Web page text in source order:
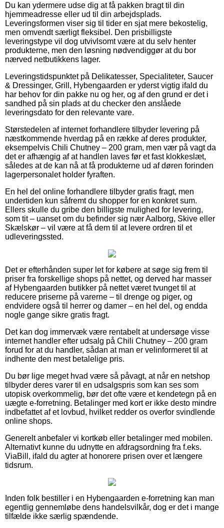
Du kan ydermere udse dig at få pakken bragt til din
hjemmeadresse eller ud til din arbejdsplads.
Leveringsformen viser sig til tider en sjat mere bekostelig,
men omvendt særligt fleksibel. Den prisbilligste
leveringstype vil dog utvivlsomt være at du selv henter
produkterne, men den løsning nødvendiggør at du bor
nærved netbutikkens lager.
Leveringstidspunktet på Delikatesser, Specialiteter, Saucer
& Dressinger, Grill, Hybengaarden er yderst vigtig ifald du
har behov for din pakke nu og her, og af den grund er det i
sandhed på sin plads at du checker den anslåede
leveringsdato for den relevante vare.
Størstedelen af internet forhandlere tilbyder levering på
næstkommende hverdag på en række af deres produkter,
eksempelvis Chili Chutney – 200 gram, men vær på vagt da
det er afhængig af at handlen laves før et fast klokkeslæt,
således at de kan nå at få produkterne ud af døren forinden
lagerpersonalet holder fyraften.
En hel del online forhandlere tilbyder gratis fragt, men
undertiden kun såfremt du shopper for en konkret sum.
Ellers skulle du gribe den billigste mulighed for levering,
som tit – uanset om du befinder sig nær Aalborg, Skive eller
Skælskør – vil være at få dem til at levere ordren til et
udleveringssted.
Det er efterhånden super let for købere at søge sig frem til
priser fra forskellige shops på nettet, og derved har masser
af Hybengaarden butikker på nettet været tvunget til at
reducere priserne på varerne – til drenge og piger, og
endvidere også til herrer og damer – en hel del, og endda
nogle gange sikre gratis fragt.
Det kan dog immervæk være rentabelt at undersøge visse
internet handler efter udsalg på Chili Chutney – 200 gram
forud for at du handler, sådan at man er velinformeret til at
indhente den mest betalelige pris.
Du bør lige meget hvad være så påvagt, at når en netshop
tilbyder deres varer til en udsalgspris som kan ses som
utopisk overkommelig, bør det ofte være et kendetegn på en
uægte e-forretning. Betalinger med kort er ikke desto mindre
indbefattet af et lovbud, hvilket redder os overfor svindlende
online shops.
Generelt anbefaler vi kortkøb eller betalinger med mobilen.
Alternativt kunne du udnytte en afdragsordning fra f.eks.
ViaBill, ifald du agter at honorere prisen over et længere
tidsrum.
Inden folk bestiller i en Hybengaarden e-forretning kan man
egentlig gennemløbe dens handelsvilkår, dog er det i mange
tilfælde ikke særlig spændende.